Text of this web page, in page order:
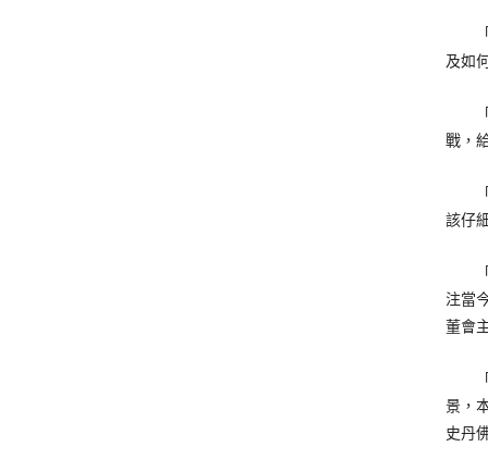
「
及如
「
戰，
「
該仔
「
注當
董會
「
景，
史丹